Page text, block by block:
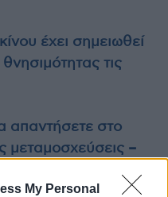
My Personal
έχει σημειωθεί
τις
απαντήσετε στο
μεταμοσχεύσεις –